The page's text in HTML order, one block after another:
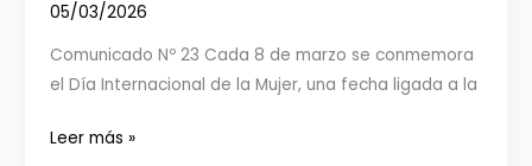
05/03/2026
Comunicado Nº 23 Cada 8 de marzo se conmemora
el Día Internacional de la Mujer, una fecha ligada a la
El
Leer más »